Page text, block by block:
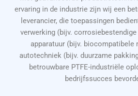
ervaring in de industrie zijn wij een
leverancier, die toepassingen
verwerking (bijv.
apparatuur (bijv. biocompatibele
autotechniek (bijv. duurzame
betrouwbare PTFE-industriële
bedrijfssucces